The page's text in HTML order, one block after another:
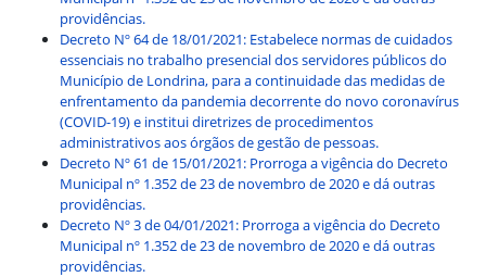
providências.
Decreto Nº 64 de 18/01/2021: Estabelece normas de cuidados
essenciais no trabalho presencial dos servidores públicos do
Município de Londrina, para a continuidade das medidas de
enfrentamento da pandemia decorrente do novo coronavírus
(COVID-19) e institui diretrizes de procedimentos
administrativos aos órgãos de gestão de pessoas.
Decreto Nº 61 de 15/01/2021: Prorroga a vigência do Decreto
Municipal nº 1.352 de 23 de novembro de 2020 e dá outras
providências.
Decreto Nº 3 de 04/01/2021: Prorroga a vigência do Decreto
Municipal nº 1.352 de 23 de novembro de 2020 e dá outras
providências.